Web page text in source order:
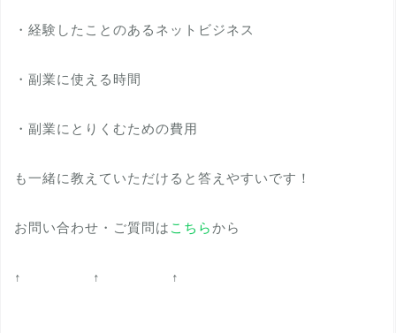
・経験したことのあるネットビジネス
・副業に使える時間
・副業にとりくむための費用
も一緒に教えていただけると答えやすいです！
お問い合わせ・ご質問は こちら から
↑ ↑ ↑